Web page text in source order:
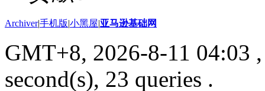
Archiver|手机版|小黑屋|亚马逊基础网
GMT+8, 2026-8-11 04:03
second(s), 23 queries .